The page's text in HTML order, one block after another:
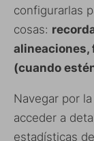
configurarlas
cosas:
alineaciones,
(cuando
Navegar por
acceder a
estadísticas